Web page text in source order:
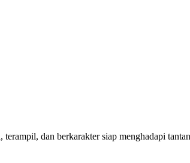
dan berkarakter siap menghadapi